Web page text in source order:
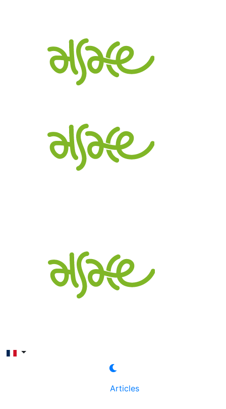
Articles